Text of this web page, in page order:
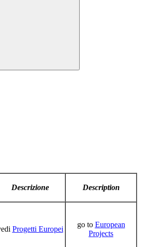
Descrizione Description
Progetti Europei
go to European
Projects